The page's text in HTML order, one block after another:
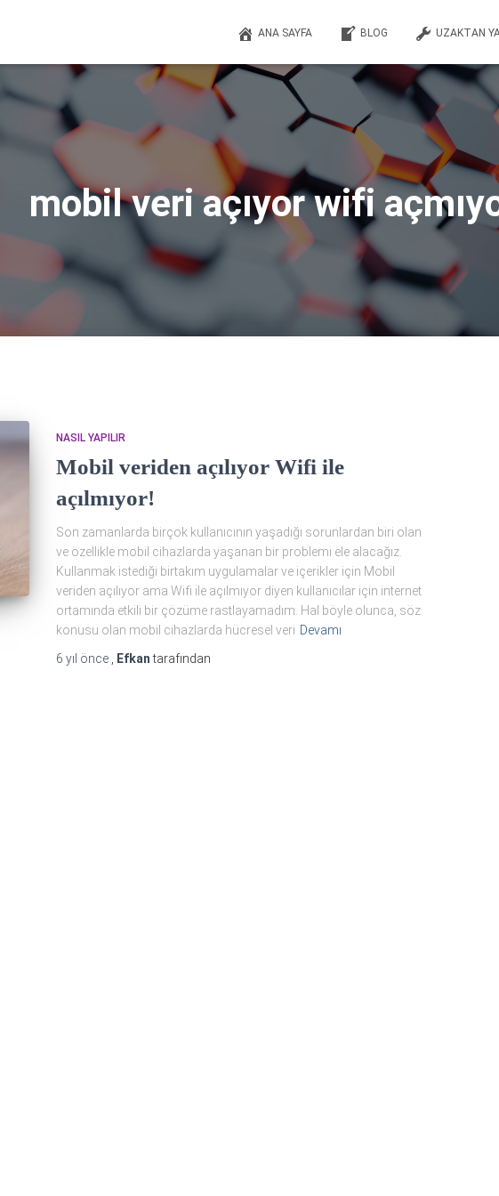
ANA SAYFA BLOG UZAKTAN
mobil veri açıyor wifi
NASIL YAPILIR
Mobil veriden açılıyor Wifi ile
açılmıyor!
Son zamanlarda birçok kullanıcının yaşadığı sorunlardan biri olan
ve özellikle mobil cihazlarda yaşanan bir problemi ele alacağız.
Kullanmak istediği birtakım uygulamalar ve içerikler için Mobil
veriden açılıyor ama Wifi ile açılmıyor diyen kullanıcılar için internet
ortamında etkili bir çözüme rastlayamadım. Hal böyle olunca, söz
konusu olan mobil cihazlarda hücresel veri Devamı
6 yıl önce Efkantarafından